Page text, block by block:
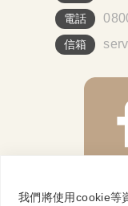
我們將使用cookie等
電話
信箱